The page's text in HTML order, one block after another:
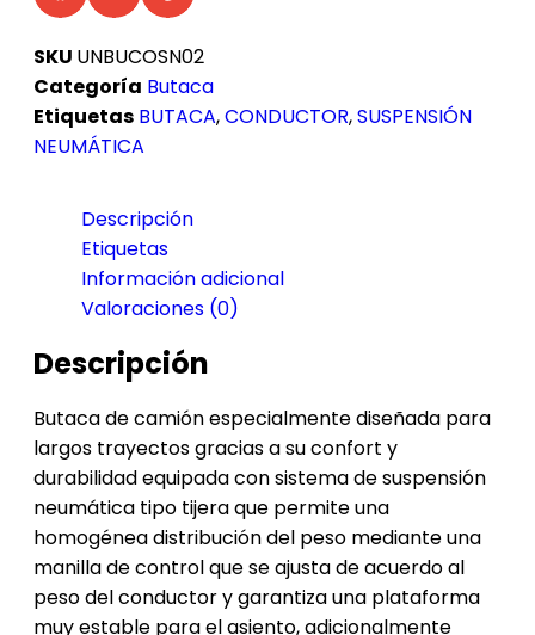
SKU UNBUCOSN02
Categoría Butaca
Etiquetas BUTACA,CONDUCTOR,SUSPENSIÓN
NEUMÁTICA
Descripción
Etiquetas
Información adicional
Valoraciones (0)
Descripción
Butaca de camión especialmente diseñada para
largos trayectos gracias a su confort y
durabilidad equipada con sistema de suspensión
neumática tipo tijera que permite una
homogénea distribución del peso mediante una
manilla de control que se ajusta de acuerdo al
peso del conductor y garantiza una plataforma
muy estable para el asiento, adicionalmente